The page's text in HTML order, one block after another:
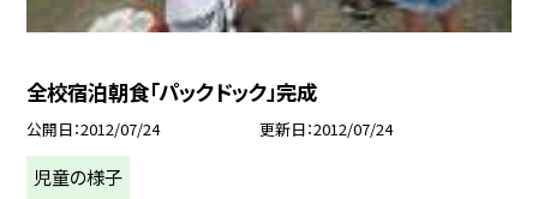
全校宿泊朝食「パックドック」完成
公開日 2012/07/24 更新日 2012/07/24
児童の様子